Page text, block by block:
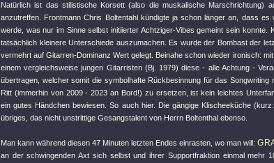
Natürlich ist das stilistische Korsett (also die muskalische Marschrichtung)
anzutreffen. Frontmann Chris Boltentahl kündigte ja schon länger an, dass es
werde, was nur im Sinne selbst initiierter Achtziger-Vibes gemeint sein konnte.
tatsächlich kleinere Unterschiede auszumachen. Es wurde der Bombast der
vermehrt auf Gitarren-Dominanz Wert gelegt. Beinahe schon wieder ironisch:
einem vergleichsweise jungen Gitarristen (Bj. 1979) diese - alle Achtung -
übertragen, welcher somit die symbolhafte Rückbesinnung für das Songwriting
Ritt (immerhin von 2009 - 2023 an Bord!) zu ersetzen, ist kein leichtes
ein gutes Händchen bewiesen. So auch hier. Die gängige Klischeeküche
übriges, das nicht unstrittige Gesangstalent von Herrn Boltenthal ebenso.
Man kann während diesen 47 Minuten letzten Endes einrasten, wo man will:
an der schwingenden Axt sich selbst und ihrer Supportfraktion einmal mehr